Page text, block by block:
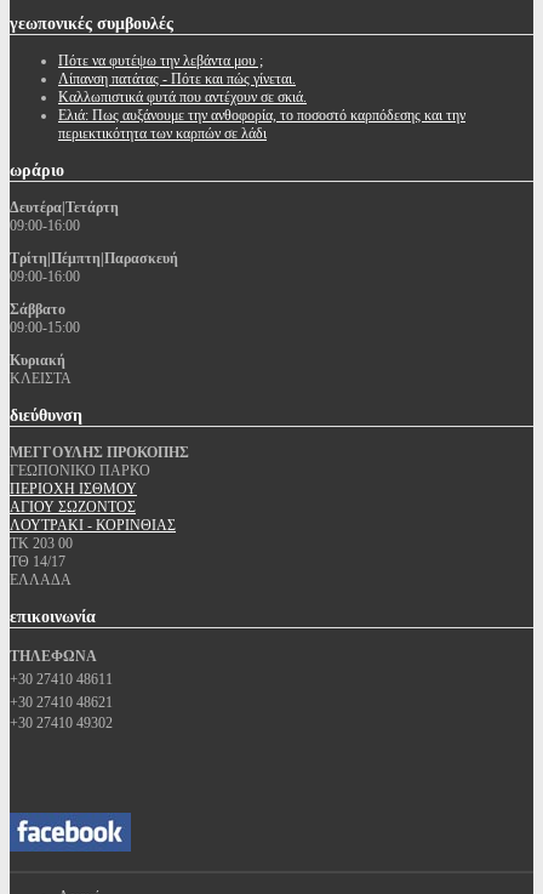
γεωπονικές συμβουλές
Πότε να φυτέψω την λεβάντα μου ;
Λίπανση πατάτας - Πότε και πώς γίνεται.
Καλλωπιστικά φυτά που αντέχουν σε σκιά.
Ελιά: Πως αυξάνουμε την ανθοφορία, το ποσοστό καρπόδεσης και την
περιεκτικότητα των καρπών σε λάδι
ωράριο
Δευτέρα|Τετάρτη
09:00-16:00
Τρίτη|Πέμπτη|Παρασκευή
09:00-16:00
Σάββατο
09:00-15:00
Κυριακή
ΚΛΕΙΣΤΑ
διεύθυνση
ΜΕΓΓΟΥΛΗΣ ΠΡΟΚΟΠΗΣ
ΓΕΩΠΟΝΙΚΟ ΠΑΡΚΟ
ΠΕΡΙΟΧΗ ΙΣΘΜΟΥ
ΑΓΙΟΥ ΣΩΖΟΝΤΟΣ
ΛΟΥΤΡΑΚΙ - ΚΟΡΙΝΘΙΑΣ
ΤΚ 203 00
ΤΘ 14/17
ΕΛΛΑΔΑ
επικοινωνία
ΤΗΛΕΦΩΝΑ
+30 27410 48611
+30 27410 48621
+30 27410 49302